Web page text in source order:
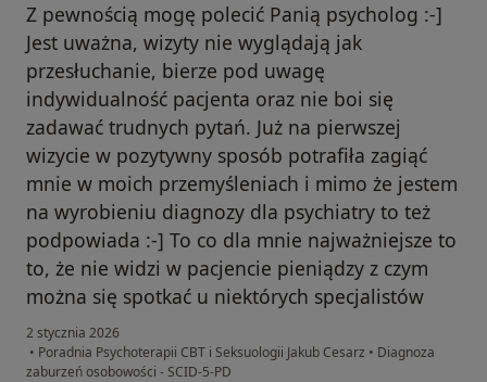
Z pewnością mogę polecić Panią psycholog :-]
Jest uważna, wizyty nie wyglądają jak
przesłuchanie, bierze pod uwagę
indywidualność pacjenta oraz nie boi się
zadawać trudnych pytań. Już na pierwszej
wizycie w pozytywny sposób potrafiła zagiąć
mnie w moich przemyśleniach i mimo że jestem
na wyrobieniu diagnozy dla psychiatry to też
podpowiada :-] To co dla mnie najważniejsze to
to, że nie widzi w pacjencie pieniądzy z czym
można się spotkać u niektórych specjalistów
2 stycznia 2026
• Poradnia Psychoterapii CBT i Seksuologii Jakub Cesarz • Diagnoza
zaburzeń osobowości - SCID-5-PD